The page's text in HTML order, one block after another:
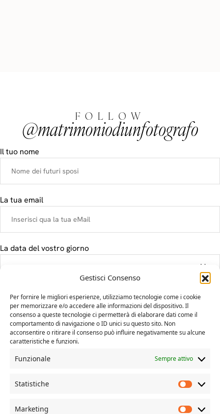
Gestisci Consenso
Per fornire le migliori esperienze, utilizziamo tecnologie come i cookie
per memorizzare e/o accedere alle informazioni del dispositivo. Il
consenso a queste tecnologie ci permetterà di elaborare dati come il
comportamento di navigazione o ID unici su questo sito. Non
acconsentire o ritirare il consenso può influire negativamente su alcune
caratteristiche e funzioni.
Funzionale Sempre attivo
Statistiche
Marketing
FOLLOW
@matrimoniodiunfotografo
Il tuo nome
La tua email
La data del vostro giorno
Il tuo messaggio